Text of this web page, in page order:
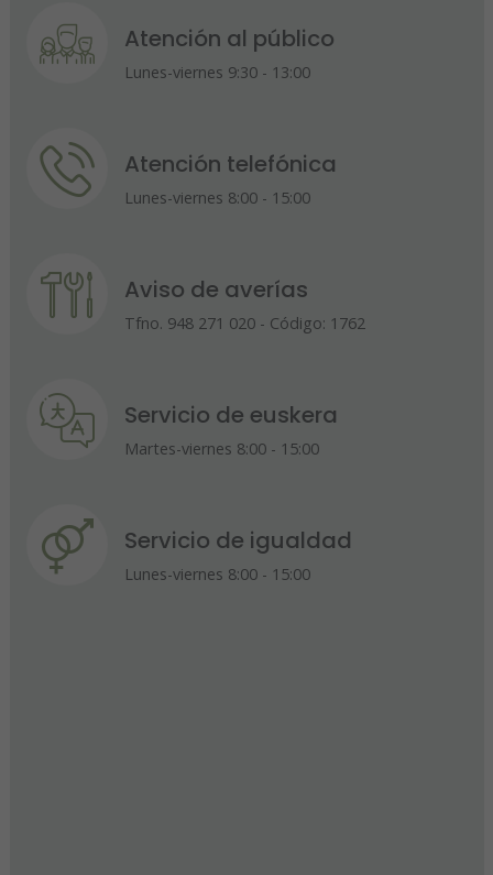
Atención al público
Lunes-viernes 9:30 - 13:00
Atención telefónica
Lunes-viernes 8:00 - 15:00
Aviso de averías
Tfno. 948 271 020 - Código: 1762
Servicio de euskera
Martes-viernes 8:00 - 15:00
Servicio de igualdad
Lunes-viernes 8:00 - 15:00